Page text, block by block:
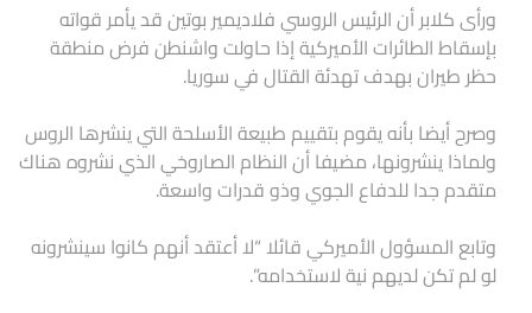
ورأى كلابر أن الرئيس الروسي فلاديمير بوتين قد يأمر قواته
بإسقاط الطائرات الأميركية إذا حاولت واشنطن فرض منطقة
حظر طيران بهدف تهدئة القتال في سوريا.
وصرح أيضا بأنه يقوم بتقييم طبيعة الأسلحة التي ينشرها الروس
ولماذا ينشرونها، مضيفا أن النظام الصاروخي الذي نشروه هناك
متقدم جدا للدفاع الجوي وذو قدرات واسعة.
وتابع المسؤول الأميركي قائلا “لا أعتقد أنهم كانوا سينشرونه
لو لم تكن لديهم نية لاستخدامه”.